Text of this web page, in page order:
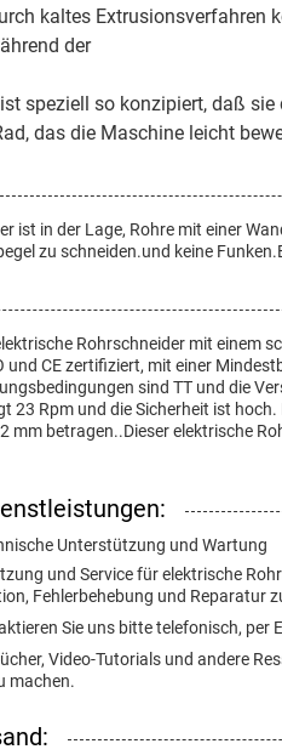
kaltes Extrusionsverfahren
der
speziell so konzipiert, daß
das die Maschine leicht
ist in der Lage, Rohre mit einer
zu schneiden.und keine
Rohrschneider mit einem
und CE zertifiziert, mit einer
sind TT und die
23 Rpm und die Sicherheit ist
mm betragen..Dieser elektrische
Unterstützung und Wartung
und Service für elektrische
Fehlerbehebung und Reparatur
Sie uns bitte telefonisch, per
Video-Tutorials und andere
machen.